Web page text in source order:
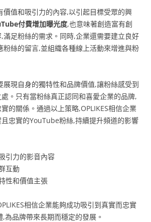
價值和吸引力的內容,以引起目標受眾的興
付費增加曝光度,也意味著創造富有創
滿足粉絲的需求。同時,企業還需要建立良好
粉絲的留言,並組織各種線上活動來增進與粉
展現自身的獨特性和品牌價值,讓粉絲感受到
。只有當粉絲真正認同和喜愛企業的品牌,
的關係。通過以上策略,OPLIKES相信企業
忠實的YouTube粉絲,持續提升頻道的影響
引力的影音內容
互動
性和價值主張
相信企業能夠成功吸引到真實而忠實
為品牌帶來長期而穩定的發展。